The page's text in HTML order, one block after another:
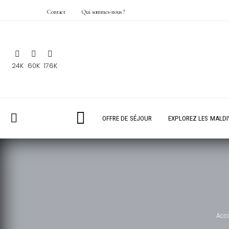
Contact Qui sommes-nous ?
24K 60K 176K
OFFRE DE SÉJOUR EXPLOREZ LES